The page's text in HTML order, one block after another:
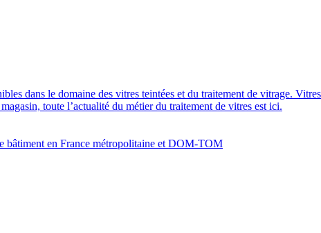
dans le domaine des vitres teintées et du traitement de vitrage.
toute l’actualité du métier du traitement de vitres est ici.
bâtiment en France métropolitaine et DOM-TOM